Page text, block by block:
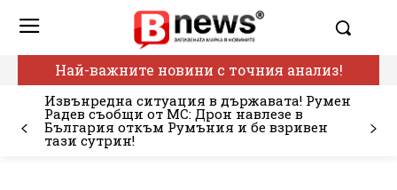
Най-важните новини с точния анализ!
Извънредна ситуация в държавата! Румен
Радев съобщи от МС: Дрон навлезе в
България откъм Румъния и бе взривен
тази сутрин!